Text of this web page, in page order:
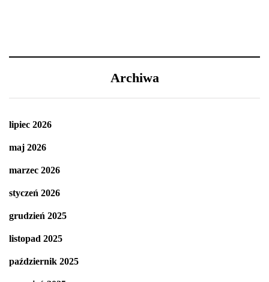
Archiwa
lipiec 2026
maj 2026
marzec 2026
styczeń 2026
grudzień 2025
listopad 2025
październik 2025